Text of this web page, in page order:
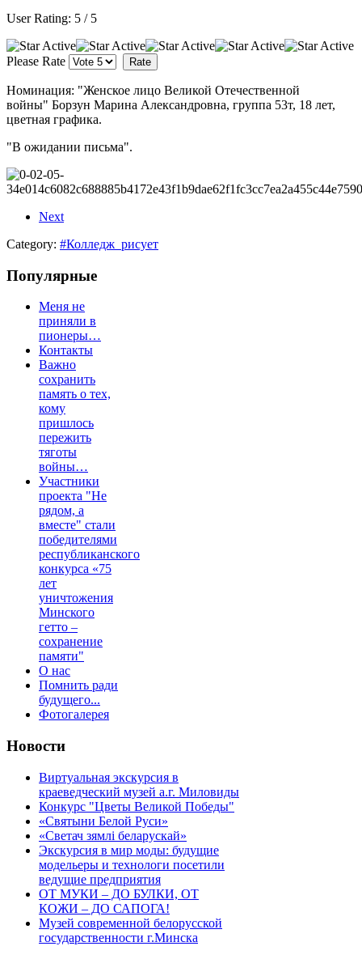
User Rating: 5 / 5
Please Rate
Номинация: "Женское лицо Великой Отечественной
войны" Борзун Марина Александровна, группа 53т, 18 лет,
цветная графика.
"В ожидании письма".
Next
Category: #Колледж_рисует
Популярные
Меня не
приняли в
пионеры…
Контакты
Важно
сохранить
память о тех,
кому
пришлось
пережить
тяготы
войны…
Участники
проекта "Не
рядом, а
вместе" стали
победителями
республиканского
конкурса «75
лет
уничтожения
Минского
гетто –
сохранение
памяти"
О нас
Помнить ради
будущего...
Фотогалерея
Новости
Виртуальная экскурсия в
краеведческий музей а.г. Миловиды
Конкурс "Цветы Великой Победы"
«Святыни Белой Руси»
«Светач зямлі беларускай»
Экскурсия в мир моды: будущие
модельеры и технологи посетили
ведущие предприятия
ОТ МУКИ – ДО БУЛКИ, ОТ
КОЖИ – ДО САПОГА!
Музей современной белорусской
государственности г.Минска